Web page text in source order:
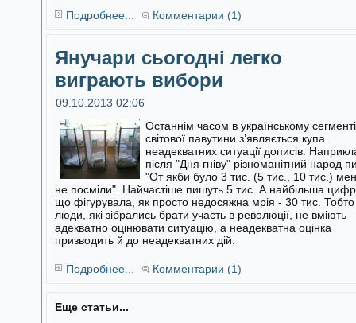
Подробнее...
Комментарии (1)
Янучари сьогодні легко
виграють вибори
09.10.2013 02:06
Останнім часом в українському сегменті
світової павутини з’являється купа
неадекватних ситуації дописів.
після "Дня гніву" різноманітний народ
"От якби було 3 тис. (5 тис., 10 тис.)
не посміли". Найчастіше пишуть 5 тис. А найбільша
що фігурувала, як просто недосяжна мрія - 30 тис. Тобто
люди, які зібрались брати участь в революції, не вміють
адекватно оцінювати ситуацію, а неадекватна оцінка
призводить й до неадекватних дій.
Подробнее... Комментарии (1)
Еще статьи...